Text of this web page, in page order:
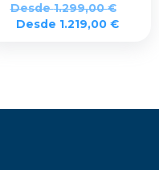
Desde1.299,00€
Desde 1.219,00 €